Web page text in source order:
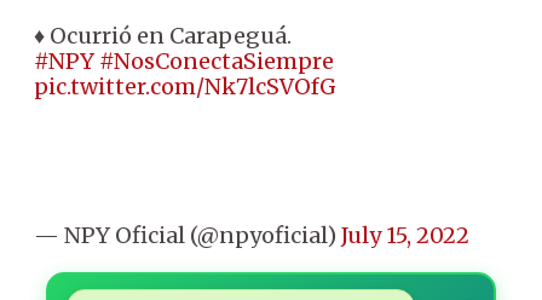
♦ Ocurrió en Carapeguá.
#NPY #NosConectaSiempre
pic.twitter.com/Nk7lcSVOfG
— NPY Oficial (@npyoficial) July 15, 2022